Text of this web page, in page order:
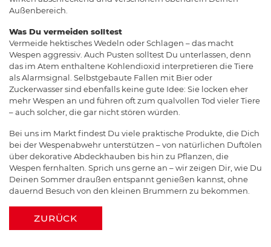
Außenbereich.
Was Du vermeiden solltest
Vermeide hektisches Wedeln oder Schlagen – das macht
Wespen aggressiv. Auch Pusten solltest Du unterlassen, denn
das im Atem enthaltene Kohlendioxid interpretieren die Tiere
als Alarmsignal. Selbstgebaute Fallen mit Bier oder
Zuckerwasser sind ebenfalls keine gute Idee: Sie locken eher
mehr Wespen an und führen oft zum qualvollen Tod vieler Tiere
– auch solcher, die gar nicht stören würden.
Bei uns im Markt findest Du viele praktische Produkte, die Dich
bei der Wespenabwehr unterstützen – von natürlichen Duftölen
über dekorative Abdeckhauben bis hin zu Pflanzen, die
Wespen fernhalten. Sprich uns gerne an – wir zeigen Dir, wie Du
Deinen Sommer draußen entspannt genießen kannst, ohne
dauernd Besuch von den kleinen Brummern zu bekommen.
ZURÜCK